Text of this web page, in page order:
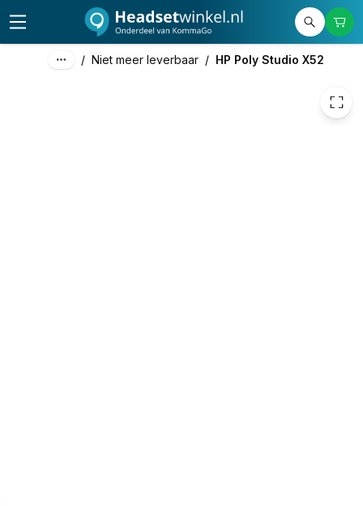
/ Niet meer leverbaar / HP Poly Studio X52